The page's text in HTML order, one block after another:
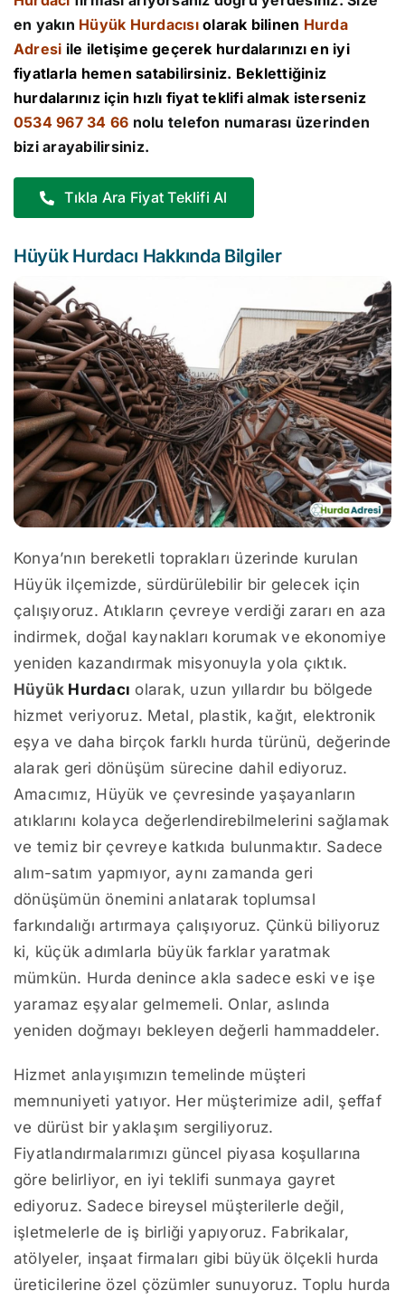
en yakın Hüyük Hurdacısı olarak bilinen Hurda
Adresi ile iletişime geçerek hurdalarınızı en iyi
fiyatlarla hemen satabilirsiniz. Beklettiğiniz
hurdalarınız için hızlı fiyat teklifi almak isterseniz
0534 967 34 66 nolu telefon numarası üzerinden
bizi arayabilirsiniz.
Tıkla Ara Fiyat Teklifi Al
Hüyük Hurdacı Hakkında Bilgiler
Konya’nın bereketli toprakları üzerinde kurulan
Hüyük ilçemizde, sürdürülebilir bir gelecek için
çalışıyoruz. Atıkların çevreye verdiği zararı en aza
indirmek, doğal kaynakları korumak ve ekonomiye
yeniden kazandırmak misyonuyla yola çıktık.
Hüyük Hurdacı olarak, uzun yıllardır bu bölgede
hizmet veriyoruz. Metal, plastik, kağıt, elektronik
eşya ve daha birçok farklı hurda türünü, değerinde
alarak geri dönüşüm sürecine dahil ediyoruz.
Amacımız, Hüyük ve çevresinde yaşayanların
atıklarını kolayca değerlendirebilmelerini sağlamak
ve temiz bir çevreye katkıda bulunmaktır. Sadece
alım-satım yapmıyor, aynı zamanda geri
dönüşümün önemini anlatarak toplumsal
farkındalığı artırmaya çalışıyoruz. Çünkü biliyoruz
ki, küçük adımlarla büyük farklar yaratmak
mümkün. Hurda denince akla sadece eski ve işe
yaramaz eşyalar gelmemeli. Onlar, aslında
yeniden doğmayı bekleyen değerli hammaddeler.
Hizmet anlayışımızın temelinde müşteri
memnuniyeti yatıyor. Her müşterimize adil, şeffaf
ve dürüst bir yaklaşım sergiliyoruz.
Fiyatlandırmalarımızı güncel piyasa koşullarına
göre belirliyor, en iyi teklifi sunmaya gayret
ediyoruz. Sadece bireysel müşterilerle değil,
işletmelerle de iş birliği yapıyoruz. Fabrikalar,
atölyeler, inşaat firmaları gibi büyük ölçekli hurda
üreticilerine özel çözümler sunuyoruz. Toplu hurda